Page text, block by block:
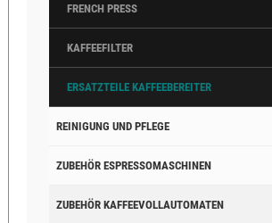
FRENCH PRESS
KAFFEEFILTER
ERSATZTEILE KAFFEEBEREITER
REINIGUNG UND PFLEGE
ZUBEHÖR ESPRESSOMASCHINEN
ZUBEHÖR KAFFEEVOLLAUTOMATEN